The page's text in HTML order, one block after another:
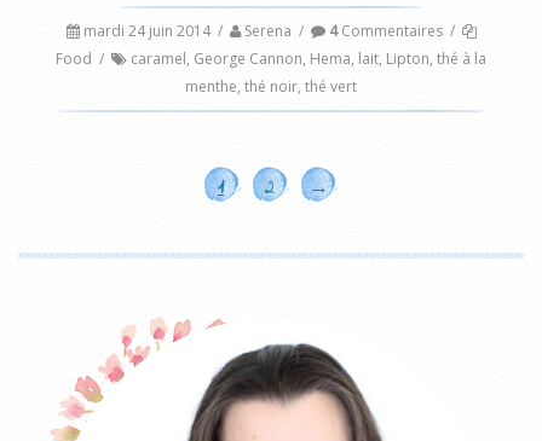
mardi 24 juin 2014 / Serena / 4Commentaires /
Food / caramel, George Cannon, Hema, lait, Lipton, thé à la
menthe, thé noir, thé vert
1 2 →